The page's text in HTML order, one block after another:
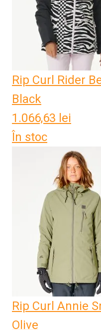
Rip Curl Rider
Black
1.066,63 lei
În stoc
Rip Curl Annie
Olive